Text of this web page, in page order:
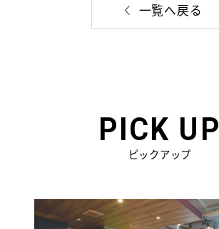
一覧へ戻る
PICK UP
ピックアップ